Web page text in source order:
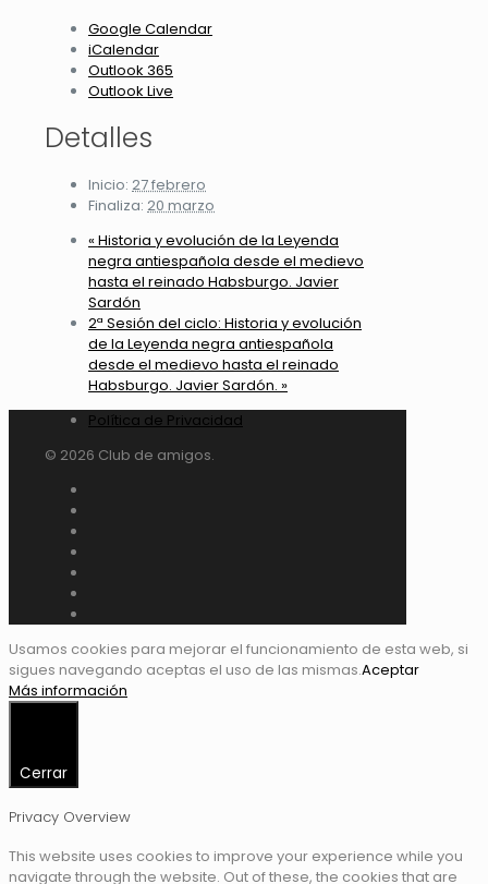
Google Calendar
iCalendar
Outlook 365
Outlook Live
Detalles
Inicio: 27 febrero
Finaliza: 20 marzo
« Historia y evolución de la Leyenda
negra antiespañola desde el medievo
hasta el reinado Habsburgo. Javier
Sardón
2ª Sesión del ciclo: Historia y evolución
de la Leyenda negra antiespañola
desde el medievo hasta el reinado
Habsburgo. Javier Sardón. »
Política de Privacidad
© 2026 Club de amigos.
Usamos cookies para mejorar el funcionamiento de esta web, si
sigues navegando aceptas el uso de las mismas.Aceptar
Más información
Cerrar
Privacy Overview
This website uses cookies to improve your experience while you
navigate through the website. Out of these, the cookies that are